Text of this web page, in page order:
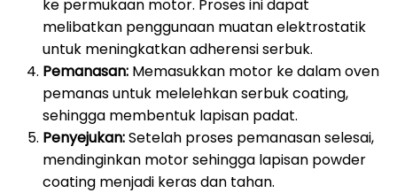
ke permukaan motor. Proses ini dapat
melibatkan penggunaan muatan elektrostatik
untuk meningkatkan adherensi serbuk.
Pemanasan: Memasukkan motor ke dalam oven
pemanas untuk melelehkan serbuk coating,
sehingga membentuk lapisan padat.
Penyejukan:Setelah proses pemanasan selesai,
mendinginkan motor sehingga lapisan powder
coating menjadi keras dan tahan.